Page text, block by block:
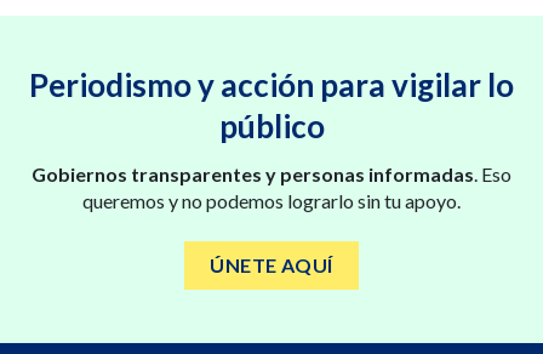
Periodismo y acción para vigilar lo
público
Gobiernos transparentes y personas informadas. Eso
queremos y no podemos lograrlo sin tu apoyo.
ÚNETE AQUÍ